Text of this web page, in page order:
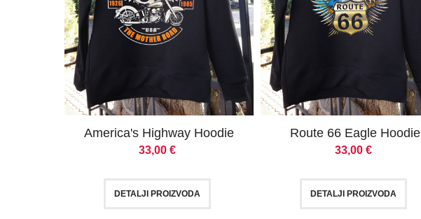
America's Highway Hoodie
33,00 €
DETALJI PROIZVODA
Route 66 Eagle Hoodie
33,00 €
DETALJI PROIZVODA